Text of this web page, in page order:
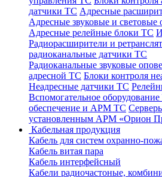
датчики ТС Адресные
Адресные звуковые и
Адресные релейные блоки ТС
Радиорасширители и
радиоканальные датчики ТС
Радиоканальные звуковые
адресной ТС Блоки контроля
Неадресные датчики ТС
Вспомогательное
обеспечение и АРМ ТС
установленным АРМ «Орион
Кабельная продукция
Кабель для систем охранно-
Кабель витая пара
Кабель интерфейсный
Кабели радиочастоные,